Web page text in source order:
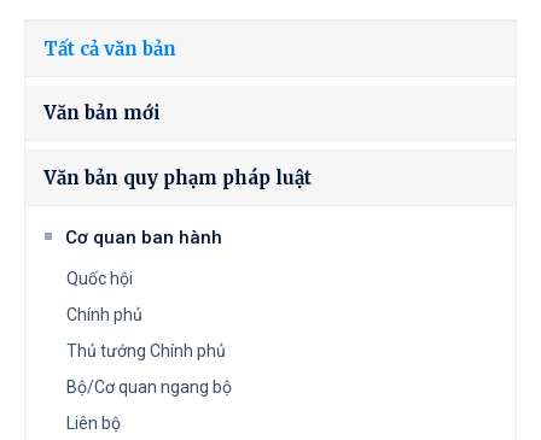
Tất cả văn bản
Văn bản mới
Văn bản quy phạm pháp luật
Cơ quan ban hành
Quốc hội
Chính phủ
Thủ tướng Chính phủ
Bộ/Cơ quan ngang bộ
Liên bộ